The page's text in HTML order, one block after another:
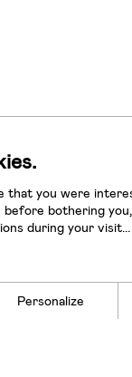
that you were
bothering
during your visit...
Personalize